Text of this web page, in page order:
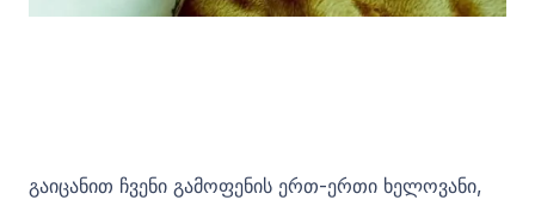
გაიცანით ჩვენი გამოფენის ერთ-ერთი ხელოვანი,